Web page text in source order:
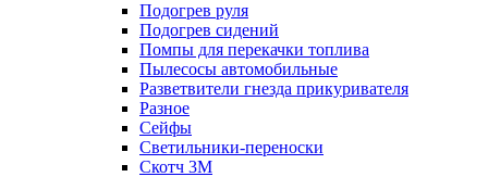
Подогрев руля
Подогрев сидений
Помпы для перекачки топлива
Пылесосы автомобильные
Разветвители гнезда прикуривателя
Разное
Сейфы
Светильники-переноски
Скотч 3М